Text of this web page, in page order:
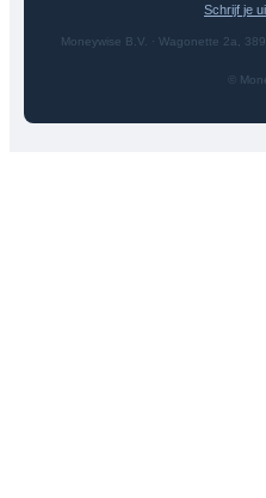
Schrijf je
Moneywise B.V. · Wagonette 2a,
©